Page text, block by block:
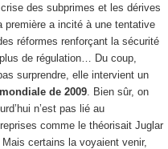
des subprimes et les dérives
première a incité à une tentative
réformes renforçant la sécurité
de régulation… Du coup,
surprendre, elle intervient un
de 2009. Bien sûr, on
n’est pas lié au
comme le théorisait Juglar
certains la voyaient venir,